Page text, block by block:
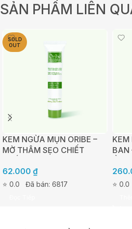
SẢN PHẨM LIÊN
SOLD
OUT
KEM NGỪA MỤN ORIBE –
MỜ THÂM SẸO CHIẾT
TUÝP 20G
62.000 ₫
⭐ 0.0 Đã bán: 6817
KEM
BAN
DA
⭐ 0.0